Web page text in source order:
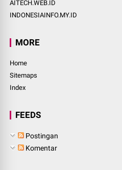
AITECH.WEB.ID
INDONESIAINFO.MY.ID
MORE
Home
Sitemaps
Index
FEEDS
Postingan
Komentar